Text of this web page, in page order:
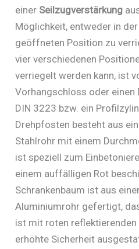
einer Seilzugverstärkung
Möglichkeit, entweder in
geöffneten Position zu
vier verschiedenen
verriegelt werden kann, ist
Vorhangschloss oder einen
DIN 3223 bzw. ein
Drehpfosten besteht aus
Stahlrohr mit einem
ist speziell zum
einem auffälligen Rot
Schrankenbaum ist aus
Aluminiumrohr gefertigt,
ist mit roten
erhöhte Sicherheit